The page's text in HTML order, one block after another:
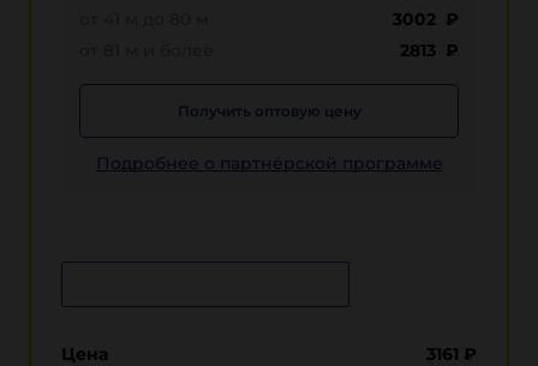
3002 ₽
2813 ₽
Получить оптовую цену
Подробнее о партнёрской программе
Цена 3161 ₽